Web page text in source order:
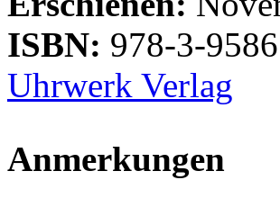
ISBN: 978-3-
Uhrwerk Verlag
Anmerkungen